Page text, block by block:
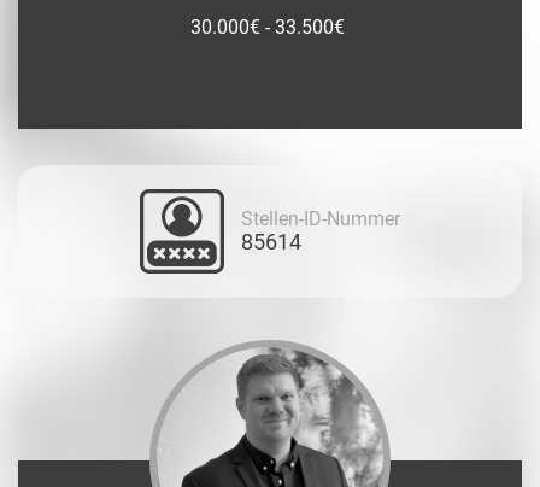
30.000€ - 33.500€
Stellen-ID-Nummer
85614